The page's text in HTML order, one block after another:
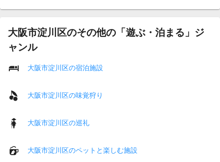
大阪市淀川区のその他の「遊ぶ・泊まる」ジ
ャンル
大阪市淀川区の宿泊施設
大阪市淀川区の味覚狩り
大阪市淀川区の巡礼
大阪市淀川区のペットと楽しむ施設